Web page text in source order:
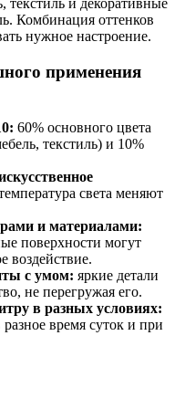
текстиль и декоративные
Комбинация оттенков
нужное настроение.
применения
60% основного цвета
текстиль) и 10%
света меняют
и материалами:
поверхности могут
воздействие.
с умом: яркие детали
не перегружая его.
в разных условиях:
время суток и при